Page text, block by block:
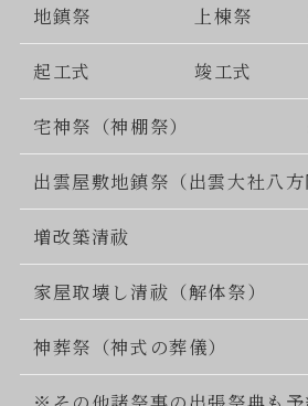
地鎮祭 上棟祭
起工式 竣工式
宅神祭（神棚祭）
出雲屋敷地鎮祭（出雲大社八方
増改築清祓
家屋取壊し清祓（解体祭）
神葬祭（神式の葬儀）